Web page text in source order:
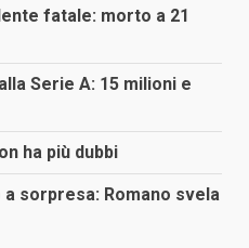
fatale: morto a 21
Serie A: 15 milioni e
ha più dubbi
a sorpresa: Romano svela